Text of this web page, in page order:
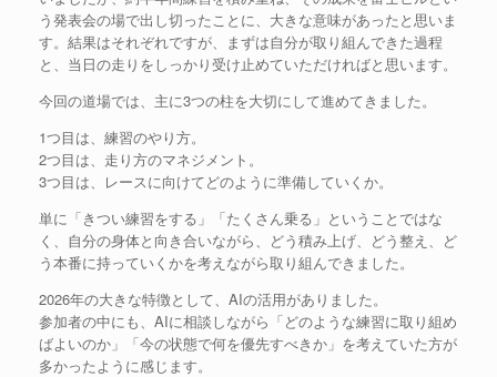
う発表会の場で出し切ったことに、大きな意味があったと思いま
す。結果はそれぞれですが、まずは自分が取り組んできた過程
と、当日の走りをしっかり受け止めていただければと思います。
今回の道場では、主に3つの柱を大切にして進めてきました。
1つ目は、練習のやり方。
2つ目は、走り方のマネジメント。
3つ目は、レースに向けてどのように準備していくか。
単に「きつい練習をする」「たくさん乗る」ということではな
く、自分の身体と向き合いながら、どう積み上げ、どう整え、ど
う本番に持っていくかを考えながら取り組んできました。
2026年の大きな特徴として、AIの活用がありました。
参加者の中にも、AIに相談しながら「どのような練習に取り組め
ばよいのか」「今の状態で何を優先すべきか」を考えていた方が
多かったように感じます。